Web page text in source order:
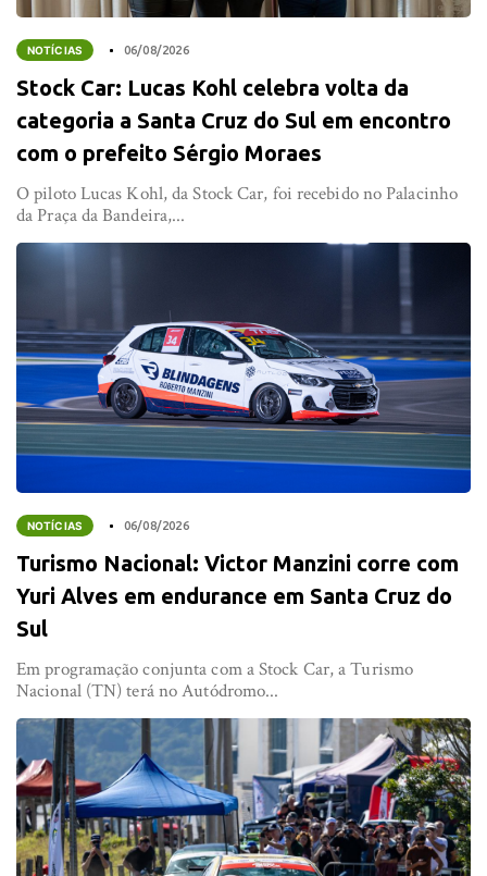
NOTÍCIAS 06/08/2026
Stock Car: Lucas Kohl celebra volta da
categoria a Santa Cruz do Sul em encontro
com o prefeito Sérgio Moraes
O piloto Lucas Kohl, da Stock Car, foi recebido no Palacinho
da Praça da Bandeira,...
NOTÍCIAS 06/08/2026
Turismo Nacional: Victor Manzini corre com
Yuri Alves em endurance em Santa Cruz do
Sul
Em programação conjunta com a Stock Car, a Turismo
Nacional (TN) terá no Autódromo...